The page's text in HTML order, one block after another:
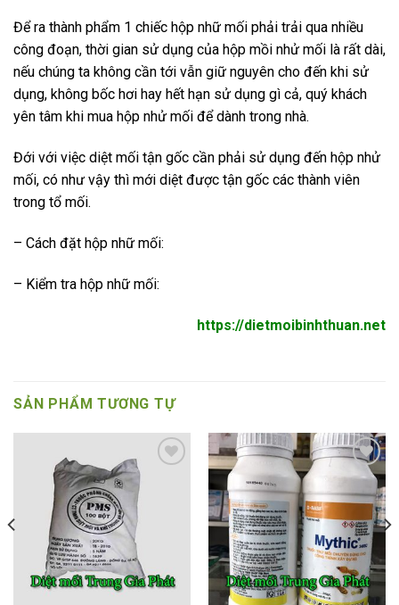
Để ra thành phẩm 1 chiếc hộp nhữ mối phải trải qua nhiều
công đoạn, thời gian sử dụng của hộp mồi nhử mối là rất dài,
nếu chúng ta không cần tới vẫn giữ nguyên cho đến khi sử
dụng, không bốc hơi hay hết hạn sử dụng gì cả, quý khách
yên tâm khi mua hộp nhử mối để dành trong nhà.
Đới với việc diệt mối tận gốc cần phải sử dụng đến hộp nhử
mối, có như vậy thì mới diệt được tận gốc các thành viên
trong tổ mối.
– Cách đặt hộp nhữ mối:
– Kiểm tra hộp nhữ mối:
https://dietmoibinhthuan.net
SẢN PHẨM TƯƠNG TỰ
Add to
wishlist